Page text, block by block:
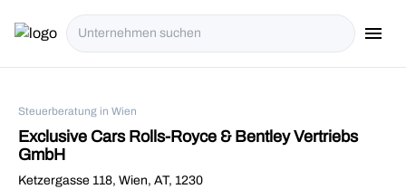
menu
Steuerberatung in Wien
Exclusive Cars Rolls-Royce & Bentley Vertriebs
GmbH
Ketzergasse 118, Wien, AT, 1230